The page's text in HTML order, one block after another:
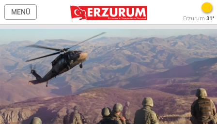
MENÜ
Erzurum 31°